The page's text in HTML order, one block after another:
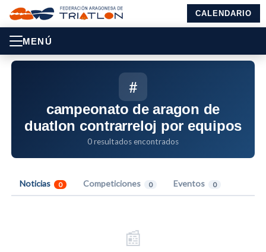
CALENDARIO
MENÚ
#
campeonato de aragon de
duatlon contrarreloj por equipos
0 resultados encontrados
Noticias 0 Competiciones 0 Eventos 0
📰